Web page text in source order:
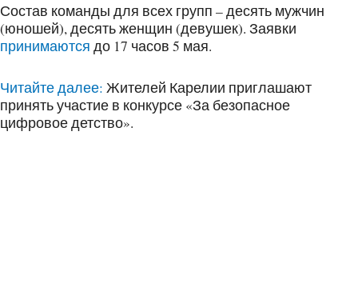
Состав команды для всех групп – десять мужчин
(юношей), десять женщин (девушек). Заявки
принимаются до 17 часов 5 мая.
Читайте далее: Жителей Карелии приглашают
принять участие в конкурсе «За безопасное
цифровое детство».